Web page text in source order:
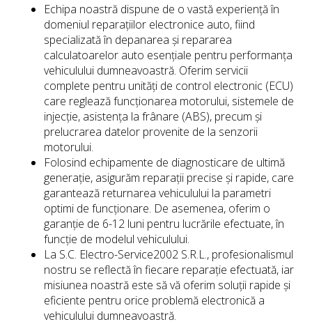
Echipa noastră dispune de o vastă experiență în
domeniul reparațiilor electronice auto, fiind
specializată în depanarea și repararea
calculatoarelor auto esențiale pentru performanța
vehiculului dumneavoastră. Oferim servicii
complete pentru unități de control electronic (ECU)
care reglează funcționarea motorului, sistemele de
injecție, asistența la frânare (ABS), precum și
prelucrarea datelor provenite de la senzorii
motorului.
Folosind echipamente de diagnosticare de ultimă
generație, asigurăm reparații precise și rapide, care
garantează returnarea vehiculului la parametri
optimi de funcționare. De asemenea, oferim o
garanție de 6-12 luni pentru lucrările efectuate, în
funcție de modelul vehiculului.
La S.C. Electro-Service2002 S.R.L., profesionalismul
nostru se reflectă în fiecare reparație efectuată, iar
misiunea noastră este să vă oferim soluții rapide și
eficiente pentru orice problemă electronică a
vehiculului dumneavoastră.